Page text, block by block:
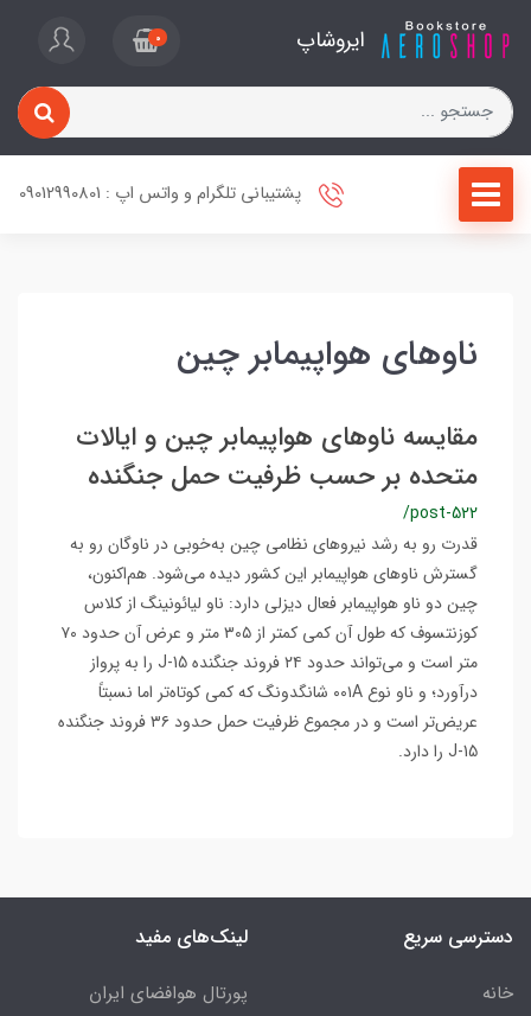
ایروشاپ 0
پشتیبانی تلگرام و واتس اپ : 09012990801
ناوهای هواپیمابر چین
مقایسه ناوهای هواپیمابر چین و ایالات
متحده بر حسب ظرفیت حمل جنگنده
/post-522
قدرت رو به رشد نیروهای نظامی چین به‌خوبی در ناوگان رو به
گسترش ناوهای هواپیمابر این کشور دیده می‌شود. هم‌اکنون،
چین دو ناو هواپیمابر فعال دیزلی دارد: ناو لیائونینگ از کلاس
کوزنتسوف که طول آن کمی کمتر از ۳۰۵ متر و عرض آن حدود ۷۰
متر است و می‌تواند حدود ۲۴ فروند جنگنده J-15 را به پرواز
درآورد؛ و ناو نوع ۰۰۱A شانگدونگ که کمی کوتاه‌تر اما نسبتاً
عریض‌تر است و در مجموع ظرفیت حمل حدود ۳۶ فروند جنگنده
J-15 را دارد.
دسترسی سریع
خانه
لینک‌های مفید
پورتال هوافضای ایران